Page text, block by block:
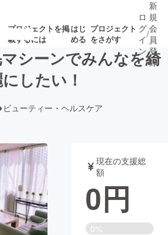
プロジェクトを掲
載するには
はじ
める
プロジェクト
をさがす
クト
ロジェクト
真 音楽
・ガジェット ゲーム・サ
書籍・雑誌
ロ
グ
イ
ン
/
新
規
会
員
登
録
シーンでみんなを綺
したい！
ビューティー・ヘルスケア
現在の支援総
額
0円
0%